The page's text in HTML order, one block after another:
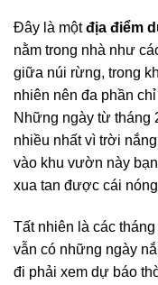
Đây là mộtđịa điểm
nằm trong nhà như
giữa núi rừng, trong
nhiên nên đa phần
Những ngày từ tháng
nhiều nhất vì trời
vào khu vườn này
xua tan được cái
Tất nhiên là các
vẫn có những ngày
đi phải xem dự báo